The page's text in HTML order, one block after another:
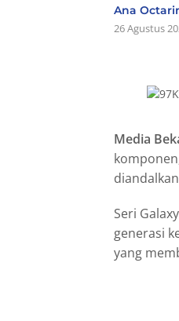
Ana
26 Agustus
Media
Seri
generasi
yang